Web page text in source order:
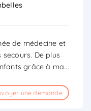
de médecine et
De plus
grâce à ma...
une demande